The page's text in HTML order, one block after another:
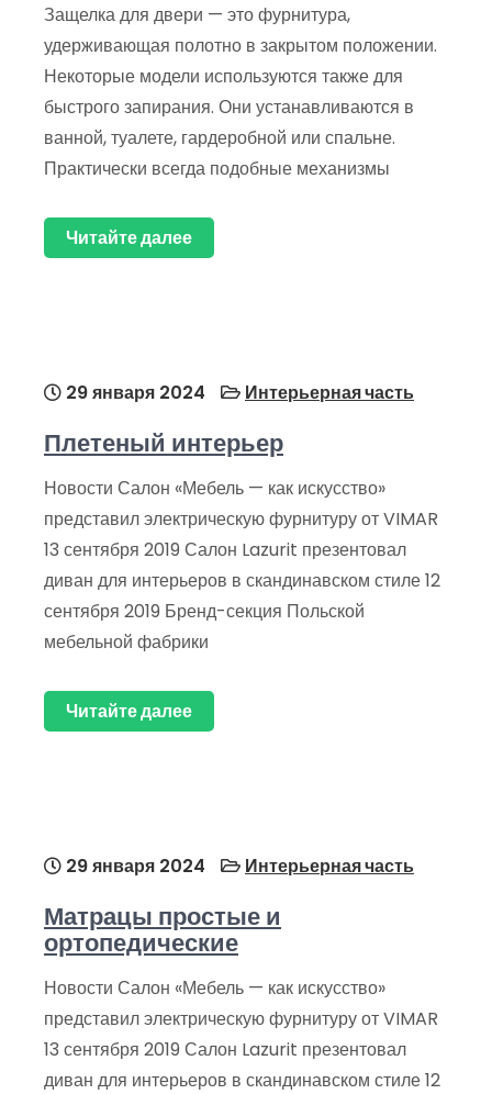
Защелка для двери — это фурнитура,
удерживающая полотно в закрытом положении.
Некоторые модели используются также для
быстрого запирания. Они устанавливаются в
ванной, туалете, гардеробной или спальне.
Практически всегда подобные механизмы
Читайте далее
29 января 2024 Интерьерная часть
Плетеный интерьер
Новости Салон «Мебель — как искусство»
представил электрическую фурнитуру от VIMAR
13 сентября 2019 Салон Lazurit презентовал
диван для интерьеров в скандинавском стиле 12
сентября 2019 Бренд-секция Польской
мебельной фабрики
Читайте далее
29 января 2024 Интерьерная часть
Матрацы простые и
ортопедические
Новости Салон «Мебель — как искусство»
представил электрическую фурнитуру от VIMAR
13 сентября 2019 Салон Lazurit презентовал
диван для интерьеров в скандинавском стиле 12